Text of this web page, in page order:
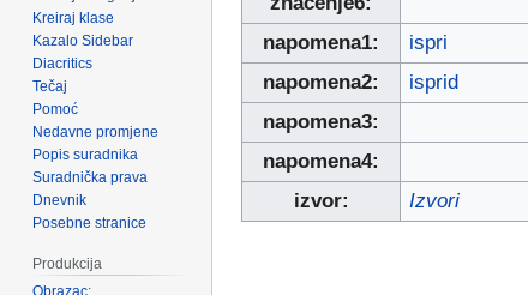
napomena1:
ispri
napomena2:
isprid
napomena3:
napomena4:
izvor:
Izvori
Kreiraj klase
Kazalo Sidebar
Diacritics
Tečaj
Pomoć
Nedavne promjene
Popis suradnika
Suradnička prava
Dnevnik
Posebne stranice
Produkcija